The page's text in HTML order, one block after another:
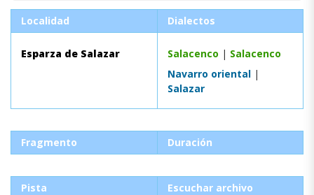
Localidad Dialectos
Esparza de Salazar Salacenco | Salacenco
Navarro oriental |
Salazar
Fragmento Duración
Pista Escuchar archivo